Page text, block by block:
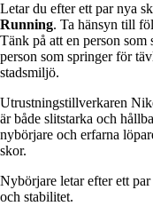
Letar du efter ett par nya
Running. Ta hänsyn till
Tänk på att en person som
person som springer för
stadsmiljö.
Utrustningstillverkaren
är både slitstarka och
nybörjare och erfarna
skor.
Nybörjare letar efter ett
och stabilitet.